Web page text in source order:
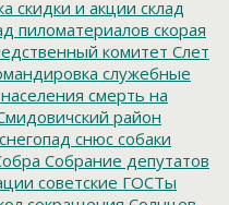
скидки и акции склад
пиломатериалов скорая
комитет Слет
служебные
смерть на
район
снегопад снюс собаки
Собрание депутатов
советские ГОСТы